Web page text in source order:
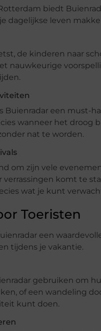
biedt
dagelijkse leven
de kinderen naar
nauwkeurige
Buienradar een must-
wanneer het droog
nat te worden.
om zijn vele
verrassingen komt te
wat je kunt
Toeristen
een
tijdens je vakantie.
gebruiken om
of een wandeling
kunt doen.